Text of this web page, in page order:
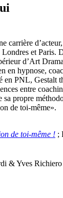
carrière
Londres et Paris.
d’Art
en hypnose,
PNL, Gestalt
entre
sa propre
de toi-même».
de toi-même ! ;
& Yves Richiero